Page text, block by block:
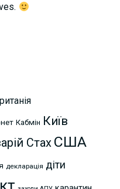
Кабмін Київ
Стах США
декларація діти